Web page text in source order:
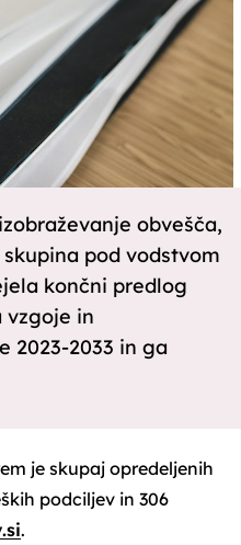
obvešča,
pod vodstvom
končni predlog
vzgoje in
2023-2033 in ga
je skupaj opredeljenih
podciljev in 306
.